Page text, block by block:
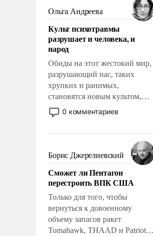
Ольга Андреева
Культ психотравмы
разрушает и человека, и
народ
Обиды на этот жестокий мир,
разрушающий нас, таких
хрупких и ранимых,
становятся новым культом,
постепенно вытесняя и
отменяя традиционное
мужественным и твердым под
ударами судьбы, брать на себя
ответственность, помогать
слабым, идти вперед и
адаптироваться.
0 комментариев
Борис Джерелиевский
Сможет ли Пентагон
перестроить ВПК США
Только для того, чтобы
вернуться к довоенному
объему запасов ракет
Tomahawk, THAAD и Patriot